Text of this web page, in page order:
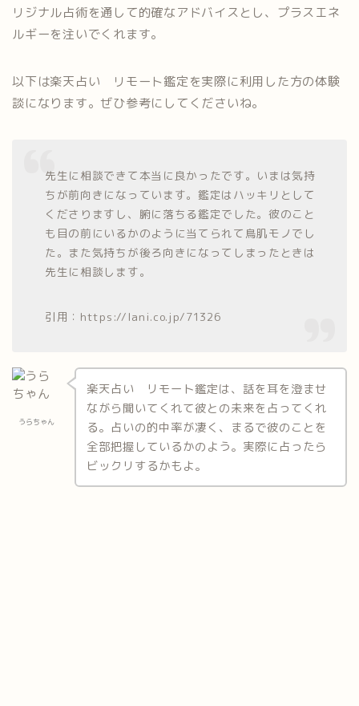
リジナル占術を通して的確なアドバイスとし、プラスエネ
ルギーを注いでくれます。
以下は楽天占い リモート鑑定を実際に利用した方の体験
談になります。ぜひ参考にしてくださいね。
先生に相談できて本当に良かったです。いまは気持
ちが前向きになっています。鑑定はハッキリとして
くださりますし、腑に落ちる鑑定でした。彼のこと
も目の前にいるかのように当てられて鳥肌モノでし
た。また気持ちが後ろ向きになってしまったときは
先生に相談します。
引用：https://lani.co.jp/71326
うらちゃん
楽天占い リモート鑑定は、話を耳を澄ませ
ながら聞いてくれて彼との未来を占ってくれ
る。占いの的中率が凄く、まるで彼のことを
全部把握しているかのよう。実際に占ったら
ビックリするかもよ。